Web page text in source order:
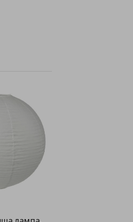
списъка с любими